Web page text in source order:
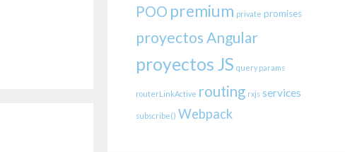
POO premium private promises
proyectos Angular
proyectos JS query params
routerLinkActive routing rxjs services
subscribe() Webpack